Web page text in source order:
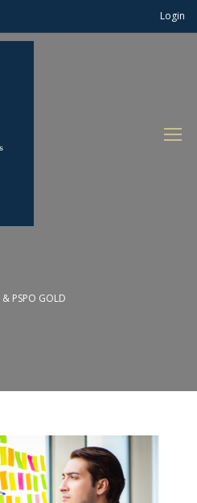
Login
& PSPO GOLD